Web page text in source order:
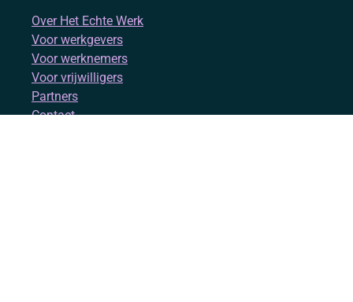
Over Het Echte Werk
Voor werkgevers
Voor werknemers
Voor vrijwilligers
Partners
Contact